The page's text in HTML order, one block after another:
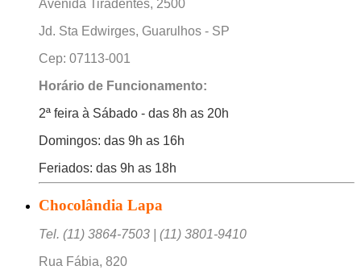
Avenida Tiradentes, 2500
Jd. Sta Edwirges, Guarulhos - SP
Cep: 07113-001
Horário de Funcionamento:
2ª feira à Sábado - das 8h as 20h
Domingos: das 9h as 16h
Feriados: das 9h as 18h
Chocolândia Lapa
Tel. (11) 3864-7503 | (11) 3801-9410
Rua Fábia, 820